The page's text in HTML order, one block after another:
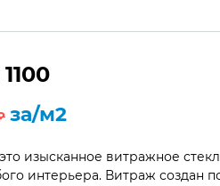
за/м2
изысканное витражное
интерьера. Витраж создан